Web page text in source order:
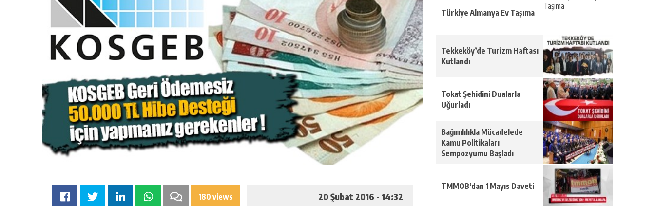
180 views 20 Şubat 2016 - 14:32
Türkiye Almanya Ev Taşıma
Tekkeköy’de Turizm Haftası
Kutlandı
Tokat Şehidini Dualarla
Uğurladı
Bağımlılıkla Mücadelede
Kamu Politikaları
Sempozyumu Başladı
TMMOB’dan 1 Mayıs Daveti